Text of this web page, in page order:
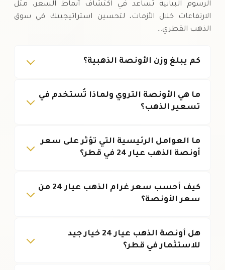
الرسوم البيانية تساعد في اكتشاف أنماط السعر، مثل
الارتفاعات خلال الأزمات، لتحسين استراتيجيتك في سوق
الذهب القطري…
كم يبلغ وزن الأونصة الذهبية؟
ما هي الأونصة التروي ولماذا تُستخدم في
تسعير الذهب؟
ما العوامل الرئيسية التي تؤثر على سعر
أونصة الذهب عيار 24 في قطر؟
كيف أحسب سعر غرام الذهب عيار 24 من
سعر الأونصة؟
هل أونصة الذهب عيار 24 خيار جيد
للاستثمار في قطر؟